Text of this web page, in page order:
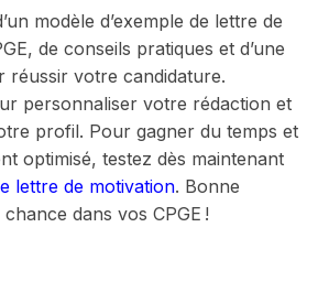
modèle d’exemple de lettre de
de conseils pratiques et d’une
réussir votre candidature.
personnaliser votre rédaction et
profil. Pour gagner du temps et
optimisé, testez dès maintenant
lettre de motivation. Bonne
dans vos CPGE !